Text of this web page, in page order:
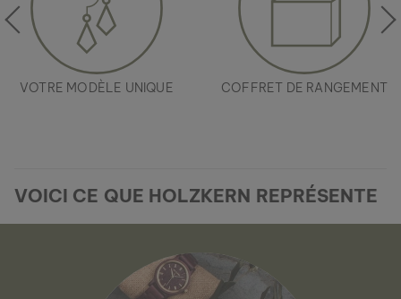
VOTRE MODÈLE UNIQUE COFFRET DE RANGEMENT
VOICI CE QUE HOLZKERN REPRÉSENTE